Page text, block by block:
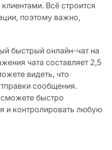
Всё строится
поэтому важно,
быстрый онлайн-чат на
чата составляет 2,5
видеть, что
сообщения.
быстро
и контролировать любую